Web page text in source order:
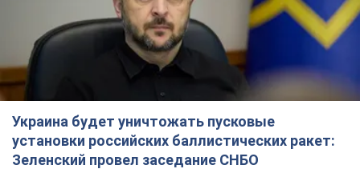
Украина будет уничтожать пусковые
установки российских баллистических ракет:
Зеленский провел заседание СНБО